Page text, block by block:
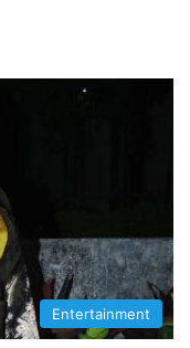
Entertainment